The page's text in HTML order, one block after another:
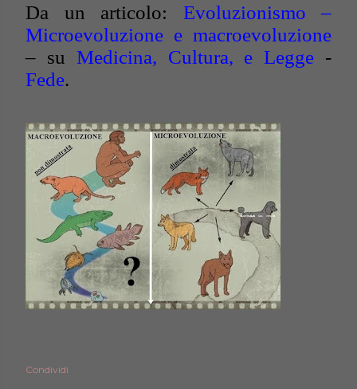
Da un articolo: Evoluzionismo –
Microevoluzione e macroevoluzione
– su Medicina, Cultura, e Legge -
Fede.
Condividi